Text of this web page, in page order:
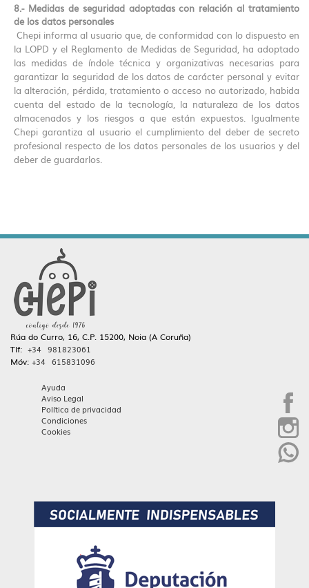
8.- Medidas de seguridad adoptadas con relación al tratamiento
de los datos personales
Chepi informa al usuario que, de conformidad con lo dispuesto en
la LOPD y el Reglamento de Medidas de Seguridad, ha adoptado
las medidas de índole técnica y organizativas necesarias para
garantizar la seguridad de los datos de carácter personal y evitar
la alteración, pérdida, tratamiento o acceso no autorizado, habida
cuenta del estado de la tecnología, la naturaleza de los datos
almacenados y los riesgos a que están expuestos. Igualmente
Chepi garantiza al usuario el cumplimiento del deber de secreto
profesional respecto de los datos personales de los usuarios y del
deber de guardarlos.
Rúa do Curro, 16, C.P. 15200, Noia (A Coruña)
Tlf: +34 981823061
Móv: +34 615831096
Ayuda
Aviso Legal
Política de privacidad
Condiciones
Cookies